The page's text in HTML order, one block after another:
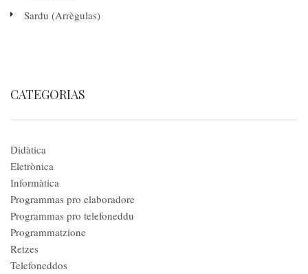
Sardu (Arrègulas)
CATEGORIAS
Didàtica
Eletrònica
Informàtica
Programmas pro elaboradore
Programmas pro telefoneddu
Programmatzione
Retzes
Telefoneddos